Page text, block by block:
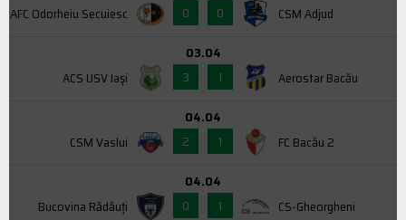
AFC Odorheiu Secuiesc
0
0 CSM Adjud
ACS USV Iaşi
03.04
3
1 Aerostar Bacău
CSM Vaslui
04.04
2
1 FC Bacău 2
Bucovina Rădăuți
04.04
0
1 CS-Gheorgheni